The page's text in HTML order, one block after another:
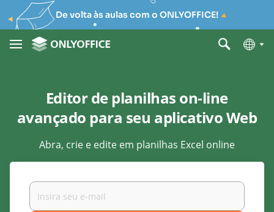
De volta às aulas com o ONLYOFFICE!
Editor de planilhas on-line
avançado para seu aplicativo Web
Abra, crie e edite em planilhas Excel online